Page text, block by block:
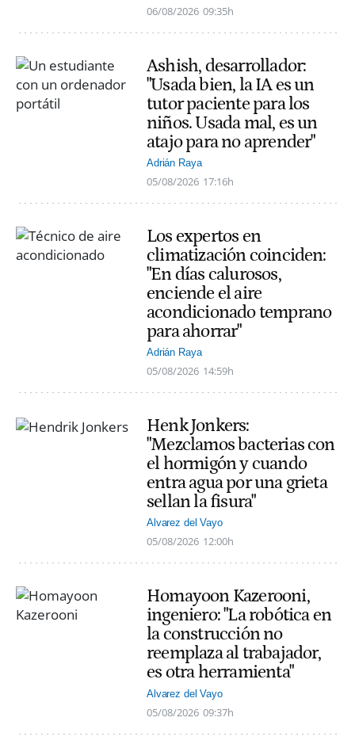
06/08/2026 09:35h
Ashish, desarrollador:
"Usada bien, la IA es un
tutor paciente para los
niños. Usada mal, es un
atajo para no aprender"
Adrián Raya
05/08/2026 17:16h
Los expertos en
climatización coinciden:
"En días calurosos,
enciende el aire
acondicionado temprano
para ahorrar"
Adrián Raya
05/08/2026 14:59h
Henk Jonkers:
"Mezclamos bacterias con
el hormigón y cuando
entra agua por una grieta
sellan la fisura"
Alvarez del Vayo
05/08/2026 12:00h
Homayoon Kazerooni,
ingeniero: "La robótica en
la construcción no
reemplaza al trabajador,
es otra herramienta"
Alvarez del Vayo
05/08/2026 09:37h